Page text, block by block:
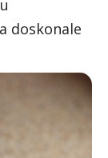
doskonale